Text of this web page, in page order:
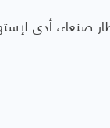
صنعاء، أدى